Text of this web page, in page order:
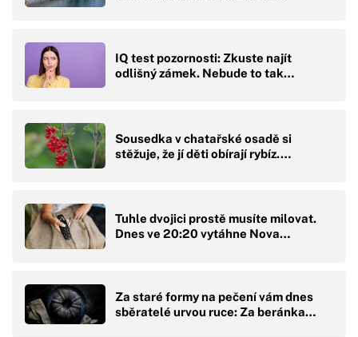
IQ test pozornosti: Zkuste najít
odlišný zámek. Nebude to tak…
Sousedka v chatařské osadě si
stěžuje, že jí děti obírají rybíz.…
Tuhle dvojici prostě musíte milovat.
Dnes ve 20:20 vytáhne Nova…
Za staré formy na pečení vám dnes
sběratelé urvou ruce: Za beránka…